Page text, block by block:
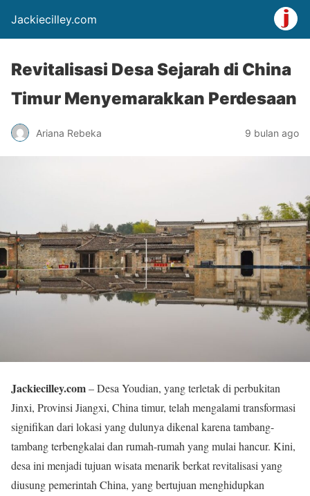
Jackiecilley.com
Revitalisasi Desa Sejarah di China
Timur Menyemarakkan Perdesaan
Ariana Rebeka 9 bulan ago
Jackiecilley.com– Desa Youdian, yang terletak di perbukitan
Jinxi, Provinsi Jiangxi, China timur, telah mengalami transformasi
signifikan dari lokasi yang dulunya dikenal karena tambang-
tambang terbengkalai dan rumah-rumah yang mulai hancur. Kini,
desa ini menjadi tujuan wisata menarik berkat revitalisasi yang
diusung pemerintah China, yang bertujuan menghidupkan